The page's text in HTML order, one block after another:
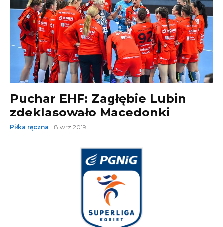
Puchar EHF: Zagłębie Lubin
zdeklasowało Macedonki
Piłka ręczna 8 wrz 2019